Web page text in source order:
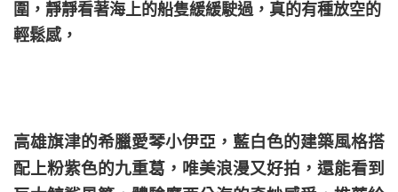
圍，靜靜看著海上的船隻緩緩駛過，真的有種放空的
輕鬆感，
高雄旗津的希臘愛琴小伊亞，藍白色的建築風格搭
配上粉紫色的九重葛，唯美浪漫又好拍，還能看到